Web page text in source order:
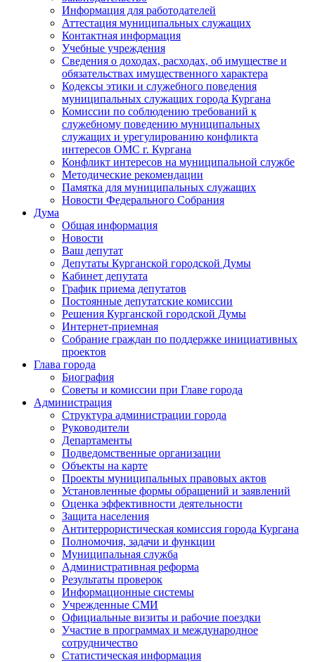
Информация для работодателей
Аттестация муниципальных служащих
Контактная информация
Учебные учреждения
Сведения о доходах, расходах, об имуществе и
обязательствах имущественного характера
Кодексы этики и служебного поведения
муниципальных служащих города Кургана
Комиссии по соблюдению требований к
служебному поведению муниципальных
служащих и урегулированию конфликта
интересов ОМС г. Кургана
Конфликт интересов на муниципальной службе
Методические рекомендации
Памятка для муниципальных служащих
Новости Федерального Cобрания
Дума
Общая информация
Новости
Ваш депутат
Депутаты Курганской городской Думы
Кабинет депутата
График приема депутатов
Постоянные депутатские комиссии
Решения Курганской городской Думы
Интернет-приемная
Собрание граждан по поддержке инициативных
проектов
Глава города
Биография
Советы и комиссии при Главе города
Администрация
Структура администрации города
Руководители
Департаменты
Подведомственные организации
Объекты на карте
Проекты муниципальных правовых актов
Установленные формы обращений и заявлений
Оценка эффективности деятельности
Защита населения
Антитеррористическая комиссия города Кургана
Полномочия, задачи и функции
Муниципальная служба
Административная реформа
Результаты проверок
Информационные системы
Учрежденные СМИ
Официальные визиты и рабочие поездки
Участие в программах и международное
сотрудничество
Статистическая информация